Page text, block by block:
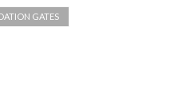
GATES